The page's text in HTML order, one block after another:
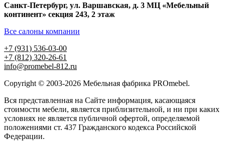
Санкт-Петербург, ул. Варшавская, д. 3 МЦ «Мебельный
континент» секция 243, 2 этаж
Все салоны компании
+7 (931) 536-03-00
+7 (812) 320-26-61
info@promebel-812.ru
Copyright © 2003-2026 Мебельная фабрика PROmebel.
Вся представленная на Сайте информация, касающаяся
стоимости мебели, является приблизительной, и ни при каких
условиях не является публичной офертой, определяемой
положениями ст. 437 Гражданского кодекса Российской
Федерации.